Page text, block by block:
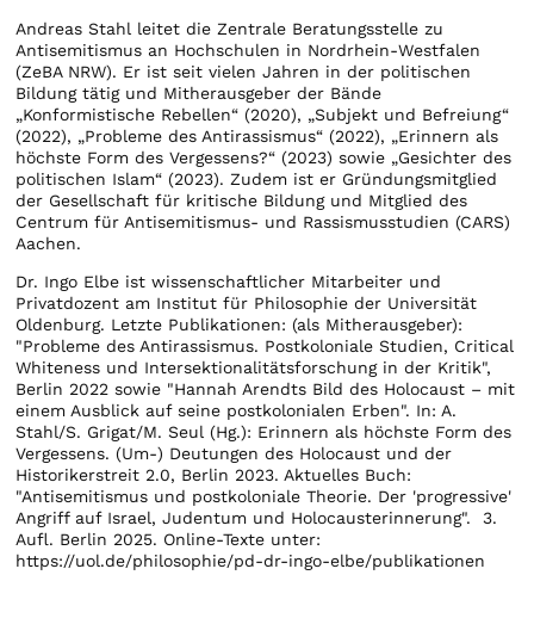
Andreas Stahl leitet die Zentrale Beratungsstelle zu
Antisemitismus an Hochschulen in Nordrhein-Westfalen
(ZeBA NRW). Er ist seit vielen Jahren in der politischen
Bildung tätig und Mitherausgeber der Bände
„Konformistische Rebellen“ (2020), „Subjekt und Befreiung“
(2022), „Probleme des Antirassismus“ (2022), „Erinnern als
höchste Form des Vergessens?“ (2023) sowie „Gesichter des
politischen Islam“ (2023). Zudem ist er Gründungsmitglied
der Gesellschaft für kritische Bildung und Mitglied des
Centrum für Antisemitismus- und Rassismusstudien (CARS)
Aachen.
Dr. Ingo Elbe ist wissenschaftlicher Mitarbeiter und
Privatdozent am Institut für Philosophie der Universität
Oldenburg. Letzte Publikationen: (als Mitherausgeber):
"Probleme des Antirassismus. Postkoloniale Studien, Critical
Whiteness und Intersektionalitätsforschung in der Kritik",
Berlin 2022 sowie "Hannah Arendts Bild des Holocaust – mit
einem Ausblick auf seine postkolonialen Erben". In: A.
Stahl/S. Grigat/M. Seul (Hg.): Erinnern als höchste Form des
Vergessens. (Um-) Deutungen des Holocaust und der
Historikerstreit 2.0, Berlin 2023. Aktuelles Buch:
"Antisemitismus und postkoloniale Theorie. Der 'progressive'
Angriff auf Israel, Judentum und Holocausterinnerung". 3.
Aufl. Berlin 2025. Online-Texte unter:
https://uol.de/philosophie/pd-dr-ingo-elbe/publikationen